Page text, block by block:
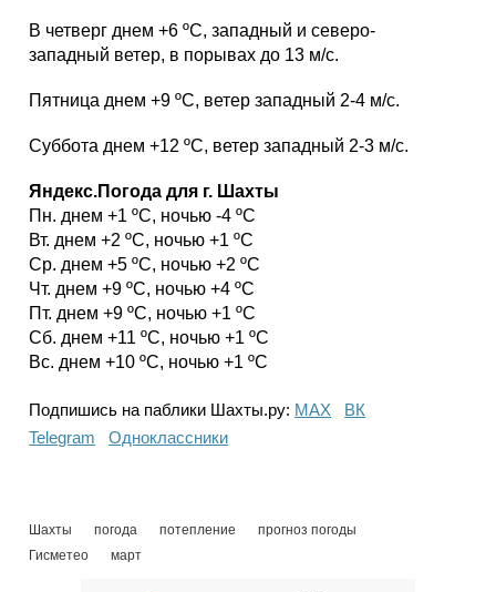
В четверг днем +6 ºС, западный и северо-
западный ветер, в порывах до 13 м/с.
Пятница днем +9 ºС, ветер западный 2-4 м/с.
Суббота днем +12 ºС, ветер западный 2-3 м/с.
Яндекс.Погода для г. Шахты
Пн. днем +1 ºС, ночью -4 ºС
Вт. днем +2 ºС, ночью +1 ºС
Ср. днем +5 ºС, ночью +2 ºС
Чт. днем +9 ºС, ночью +4 ºС
Пт. днем +9 ºС, ночью +1 ºС
Сб. днем +11 ºС, ночью +1 ºС
Вс. днем +10 ºС, ночью +1 ºС
Подпишись на паблики Шахты.ру: МАХ
ВК
Telegram
Одноклассники
Шахты погода потепление
прогноз погоды
Гисметео
март